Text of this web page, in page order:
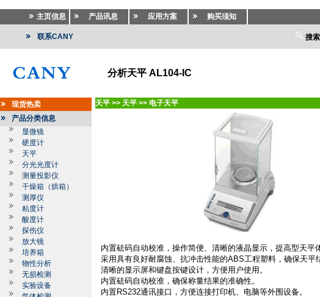
主页信息 产品讯息 应用方案 购买须知
联系CANY 搜索
分析天平 AL104-IC
现货热卖
产品分类信息
显微镜
硬度计
天平
分光光度计
测量投影仪
干燥箱（烘箱）
测厚仪
粘度计
酸度计
探伤仪
放大镜
培养箱
物性分析
无损检测
实验设备
天平 >> 天平 >> 电子天平
内置砝码自动校准，操作简便、清晰的液晶显示，提高型天平
采用具有良好耐腐蚀、抗冲击性能的ABS工程塑料，确保天平
清晰的显示屏和键盘按键设计，方便用户使用。
内置砝码自动校准，确保称量结果的准确性。
内置RS232通讯接口，方便连接打印机、电脑等外围设备。